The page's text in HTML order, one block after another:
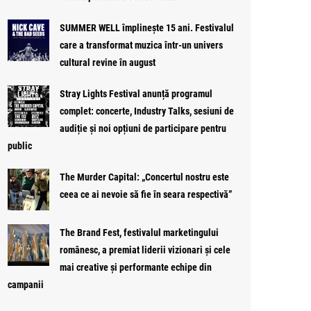
SUMMER WELL împlinește 15 ani. Festivalul
care a transformat muzica într-un univers
cultural revine în august
Stray Lights Festival anunță programul
complet: concerte, Industry Talks, sesiuni de
audiție și noi opțiuni de participare pentru
public
The Murder Capital: „Concertul nostru este
ceea ce ai nevoie să fie în seara respectivă”
The Brand Fest, festivalul marketingului
românesc, a premiat liderii vizionari și cele
mai creative și performante echipe din
campanii